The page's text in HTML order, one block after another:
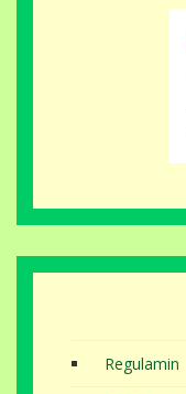
Regulamin